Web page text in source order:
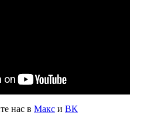
нас в Макс и ВК